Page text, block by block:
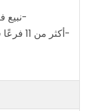
-نبيع
-أكثر